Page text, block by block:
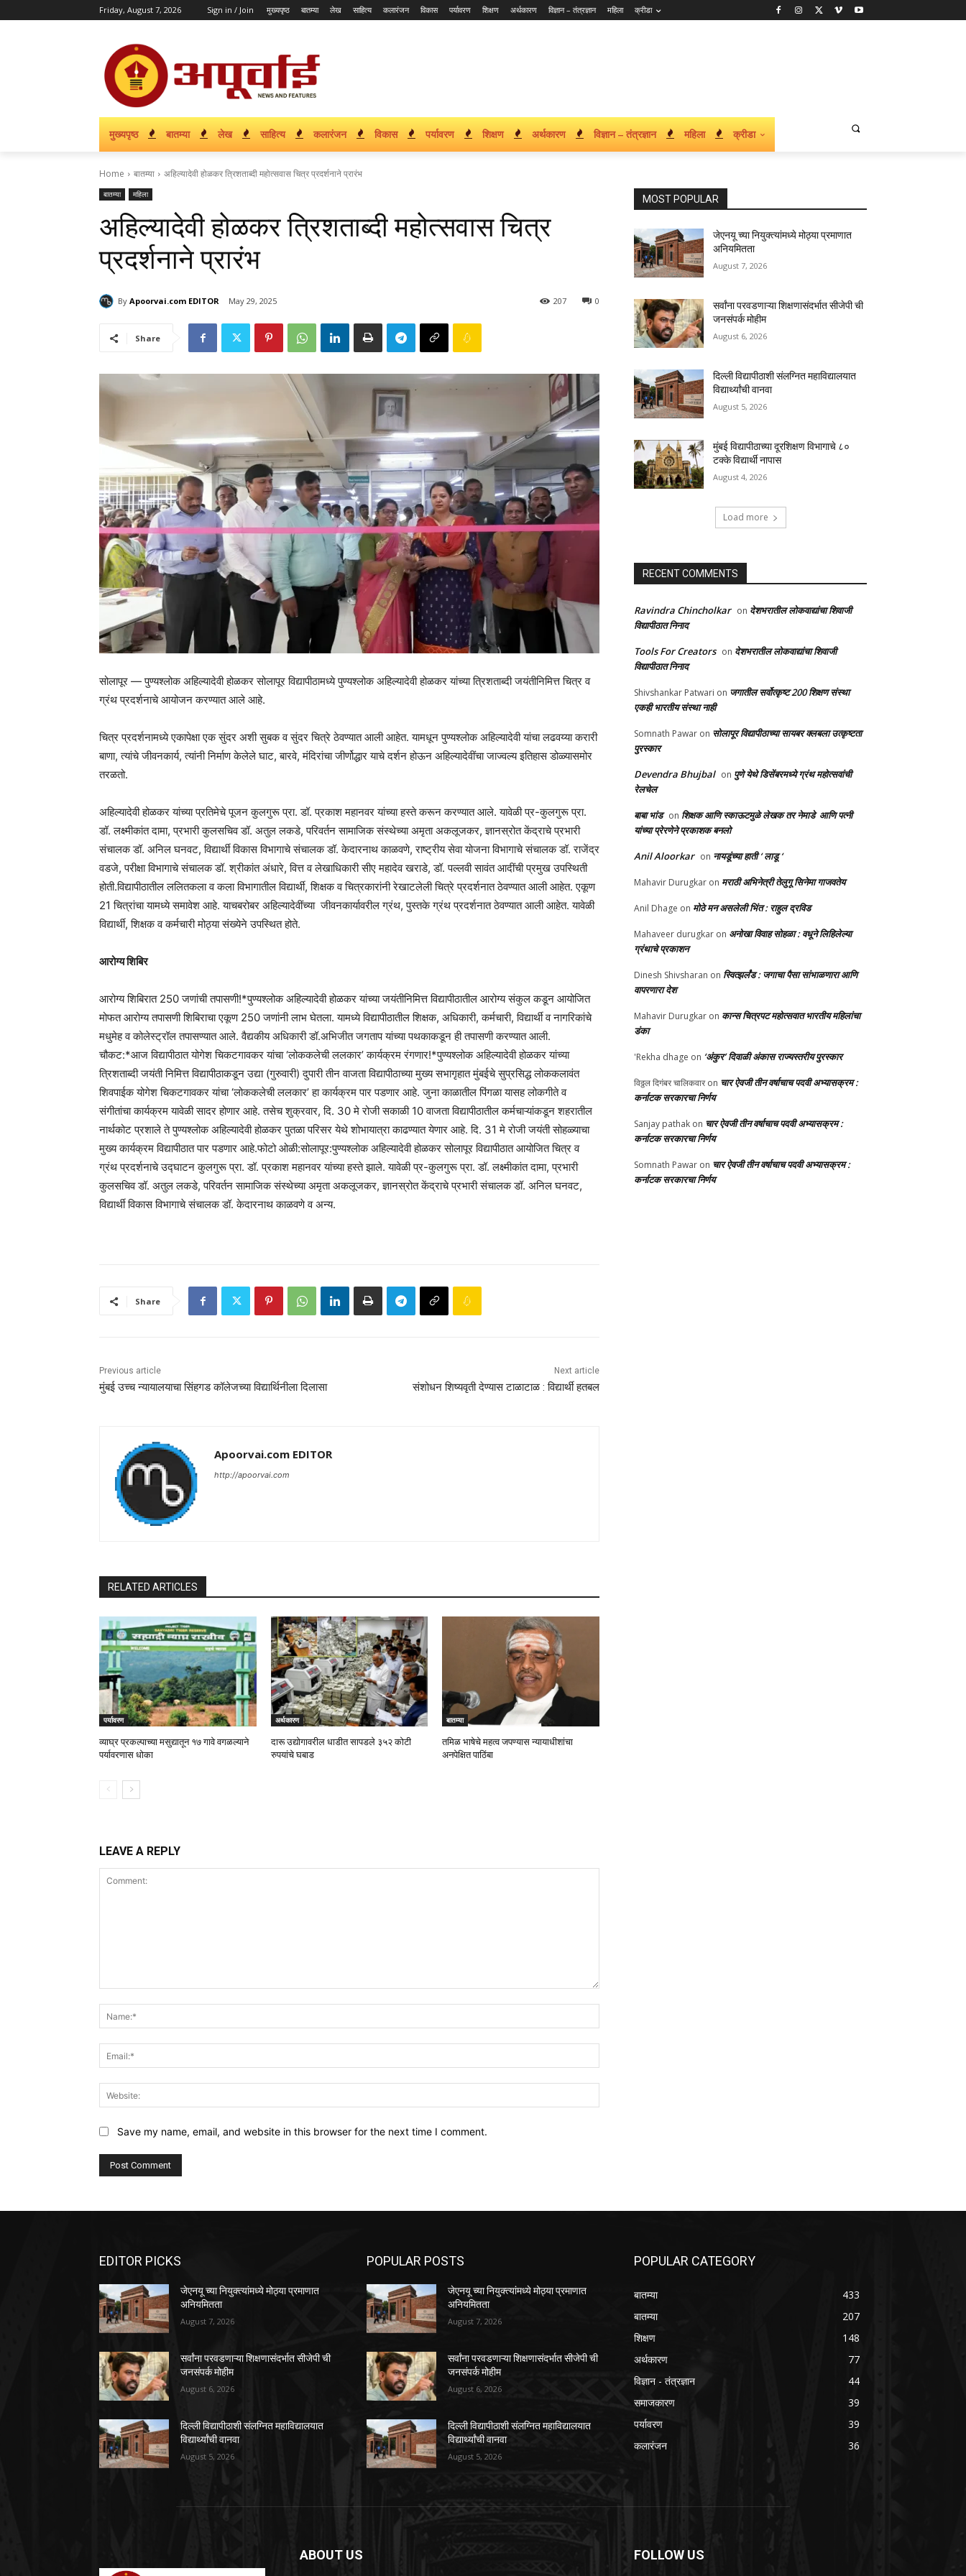
Friday, August 7, 2026 Sign in / Join मुख्यपृष्ठ बातम्या लेख साहित्य कलारंजन विकास पर्यावरण शिक्षण अर्थकारण विज्ञान – तंत्रज्ञान महिला क्रीडा
मुख्यपृष्ठ बातम्या लेख साहित्य कलारंजन विकास पर्यावरण शिक्षण अर्थकारण विज्ञान – तंत्रज्ञान महिला क्रीडा
Home बातम्या अहिल्यादेवी होळकर त्रिशताब्दी महोत्सवास चित्र प्रदर्शनाने प्रारंभ
बातम्या महिला
अहिल्यादेवी होळकर त्रिशताब्दी महोत्सवास चित्र
प्रदर्शनाने प्रारंभ
By Apoorvai.com EDITOR May 29, 2025 0
207
Share
सोलापूर — पुण्यश्लोक अहिल्यादेवी होळकर सोलापूर विद्यापीठामध्ये पुण्यश्लोक अहिल्यादेवी होळकर यांच्या त्रिशताब्दी जयंतीनिमित्त चित्र व
ग्रंथ प्रदर्शनाचे आयोजन करण्यात आले आहे.
चित्र प्रदर्शनामध्ये एकापेक्षा एक सुंदर अशी सुबक व सुंदर चित्रे ठेवण्यात आली आहेत. यामधून पुण्यश्लोक अहिल्यादेवी यांचा लढवय्या करारी
बाणा, त्यांचे जीवनकार्य, त्यांनी निर्माण केलेले घाट, बारवे, मंदिरांचा जीर्णोद्धार याचे दर्शन होऊन अहिल्यादेवींचा जाज्वल्य इतिहास डोळ्यासमोर
तरळतो.
अहिल्यादेवी होळकर यांच्या प्रतिमेचे पूजन कुलगुरू प्रा. डॉ. प्रकाश महानवर यांच्या हस्ते करून करण्यात आले. यावेळी प्र-कुलगुरू प्रा.
डॉ. लक्ष्मीकांत दामा, प्रभारी कुलसचिव डॉ. अतुल लकडे, परिवर्तन सामाजिक संस्थेच्या अमृता अकलूजकर, ज्ञानस्रोत केंद्राचे प्रभारी
संचालक डॉ. अनिल घनवट, विद्यार्थी विकास विभागाचे संचालक डॉ. केदारनाथ काळवणे, राष्ट्रीय सेवा योजना विभागाचे संचालक डॉ. राजेंद्र
वडजे, परीक्षा विभागाचे संचालक डॉ. श्रीकांत अंधारे, वित्त व लेखाधिकारी सीए महादेव खराडे, डॉ. पल्लवी सावंत आदींची प्रमुख उपस्थिती
होती.विद्यापीठातील ललितकला व कला विभागातील विद्यार्थी, शिक्षक व चित्रकारांनी रेखाटलेली चित्रे प्रदर्शनात ठेवण्यात आली आहेत. एकूण
21 चित्रांचा यामध्ये समावेश आहे. याचबरोबर अहिल्यादेवींच्या जीवनकार्यावरील ग्रंथ, पुस्तके ग्रंथ प्रदर्शनात ठेवण्यात आली आहेत. यावेळी
विद्यार्थी, शिक्षक व कर्मचारी मोठ्या संख्येने उपस्थित होते.
आरोग्य शिबिर
आरोग्य शिबिरात 250 जणांची तपासणी!*पुण्यश्लोक अहिल्यादेवी होळकर यांच्या जयंतीनिमित्त विद्यापीठातील आरोग्य संकुल कडून आयोजित
मोफत आरोग्य तपासणी शिबिराचा एकूण 250 जणांनी लाभ घेतला. यामध्ये विद्यापीठातील शिक्षक, अधिकारी, कर्मचारी, विद्यार्थी व नागरिकांचे
मधुमेह व कोलेस्ट्रॉल तपासण्यात आले. वैद्यकीय अधिकारी डॉ.अभिजीत जगताप यांच्या पथकाकडून ही तपासणी करण्यात आली.
चौकट:*आज विद्यापीठात योगेश चिकटगावकर यांचा ‘लोककलेची ललकार’ कार्यक्रम रंगणार!*पुण्यश्लोक अहिल्यादेवी होळकर यांच्या
त्रिशताब्दी जयंती निमित्त विद्यापीठाकडून उद्या (गुरुवारी) दुपारी तीन वाजता विद्यापीठाच्या मुख्य सभागृहात मुंबईचे सुप्रसिद्ध लोककलावंत
शिवपाईक योगेश चिकटगावकर यांचा ‘लोककलेची ललकार’ हा कार्यक्रम पार पडणार आहे. जुना काळातील पिंगळा यासह लोकगीते व
संगीतांचा कार्यक्रम यावेळी सादर होणार आहे. तसेच शुक्रवार, दि. 30 मे रोजी सकाळी 10 वाजता विद्यापीठातील कर्मचाऱ्यांकडून शहरातील
नार्थकोट प्रशाले ते पुण्यश्लोक अहिल्यादेवी होळकर पुतळा परिसर येथे शोभायात्रा काढण्यात येणार आहे. दि. 31 मे रोजी जयंती सोहळ्याचा
मुख्य कार्यक्रम विद्यापीठात पार पडणार आहे.फोटो ओळी:सोलापूर:पुण्यश्लोक अहिल्यादेवी होळकर सोलापूर विद्यापीठात आयोजित चित्र व
ग्रंथ प्रदर्शनाचे उद्घाटन कुलगुरू प्रा. डॉ. प्रकाश महानवर यांच्या हस्ते झाले. यावेळी प्र-कुलगुरू प्रा. डॉ. लक्ष्मीकांत दामा, प्रभारी
कुलसचिव डॉ. अतुल लकडे, परिवर्तन सामाजिक संस्थेच्या अमृता अकलूजकर, ज्ञानस्रोत केंद्राचे प्रभारी संचालक डॉ. अनिल घनवट,
विद्यार्थी विकास विभागाचे संचालक डॉ. केदारनाथ काळवणे व अन्य.
Share
Previous article
मुंबई उच्च न्यायालयाचा सिंहगड कॉलेजच्या विद्यार्थिनीला दिलासा
Next article
संशोधन शिष्यवृती देण्यास टाळाटाळ : विद्यार्थी हतबल
Apoorvai.com EDITOR
http://apoorvai.com
RELATED ARTICLES
पर्यावरण
व्याघ्र प्रकल्पाच्या मसुद्यातून १७ गावे वगळल्याने
पर्यावरणास धोका
अर्थकारण
दारू उद्योगावरील धाडीत सापडले ३५२ कोटी
रुपयांचे घबाड
बातम्या
तमिळ भाषेचे महत्व जपण्यास न्यायाधीशांचा
अनपेक्षित पाठिंबा
LEAVE A REPLY
Save my name, email, and website in this browser for the next time I comment.
MOST POPULAR
जेएनयू च्या नियुक्त्यांमध्ये मोठ्या प्रमाणात
अनियमितता
August 7, 2026
सर्वांना परवडणाऱ्या शिक्षणासंदर्भात सीजेपी ची
जनसंपर्क मोहीम
August 6, 2026
दिल्ली विद्यापीठाशी संलग्नित महाविद्यालयात
विद्यार्थ्यांची वानवा
August 5, 2026
मुंबई विद्यापीठाच्या दूरशिक्षण विभागाचे ८०
टक्के विद्यार्थी नापास
August 4, 2026
Load more
RECENT COMMENTS
Ravindra Chincholkar on देशभरातील लोकवाद्यांचा शिवाजी
विद्यापीठात निनाद
Tools For Creators on देशभरातील लोकवाद्यांचा शिवाजी
विद्यापीठात निनाद
Shivshankar Patwari on जगातील सर्वोत्कृष्ट 200 शिक्षण संस्था
एकही भारतीय संस्था नाही
Somnath Pawar on सोलापूर विद्यापीठाच्या सायबर क्लबला उत्कृष्टता
पुरस्कार
Devendra Bhujbal on पुणे येथे डिसेंबरमध्ये ग्रंथ महोत्सवांची
रेलचेल
बाबा भांड on शिक्षक आणि स्काऊटमुळे लेखक तर नेमाडे आणि पत्नी
यांच्या प्रेरणेने प्रकाशक बनलो
Anil Aloorkar on नायडूंच्या हाती ‘ लाडू ‘
Mahavir Durugkar on मराठी अभिनेत्री तेलुगू सिनेमा गाजवतेय
Anil Dhage on मोठे मन असलेली भिंत : राहुल द्रविड
Mahaveer durugkar on अनोखा विवाह सोहळा : वधूने लिहिलेल्या
ग्रंथाचे प्रकाशन
Dinesh Shivsharan on स्वित्झर्लंड : जगाचा पैसा सांभाळणारा आणि
वापरणारा देश
Mahavir Durugkar on कान्स चित्रपट महोत्सवात भारतीय महिलांचा
डंका
'Rekha dhage on ‘अंकुर’ दिवाळी अंकास राज्यस्तरीय पुरस्कार
विठ्ठल दिगंबर चालिकवारon चार ऐवजी तीन वर्षाचाच पदवी अभ्यासक्रम :
कर्नाटक सरकारचा निर्णय
Sanjay pathak on चार ऐवजी तीन वर्षाचाच पदवी अभ्यासक्रम :
कर्नाटक सरकारचा निर्णय
Somnath Pawar on चार ऐवजी तीन वर्षाचाच पदवी अभ्यासक्रम :
कर्नाटक सरकारचा निर्णय
EDITOR PICKS
जेएनयू च्या नियुक्त्यांमध्ये मोठ्या प्रमाणात
अनियमितता
August 7, 2026
सर्वांना परवडणाऱ्या शिक्षणासंदर्भात सीजेपी ची
जनसंपर्क मोहीम
August 6, 2026
दिल्ली विद्यापीठाशी संलग्नित महाविद्यालयात
विद्यार्थ्यांची वानवा
August 5, 2026
POPULAR POSTS
जेएनयू च्या नियुक्त्यांमध्ये मोठ्या प्रमाणात
अनियमितता
August 7, 2026
सर्वांना परवडणाऱ्या शिक्षणासंदर्भात सीजेपी ची
जनसंपर्क मोहीम
August 6, 2026
दिल्ली विद्यापीठाशी संलग्नित महाविद्यालयात
विद्यार्थ्यांची वानवा
August 5, 2026
POPULAR CATEGORY
बातम्या
433
बातम्या
207
शिक्षण
148
अर्थकारण
77
विज्ञान - तंत्रज्ञान
44
समाजकारण
39
पर्यावरण
39
कलारंजन
36
ABOUT US FOLLOW US